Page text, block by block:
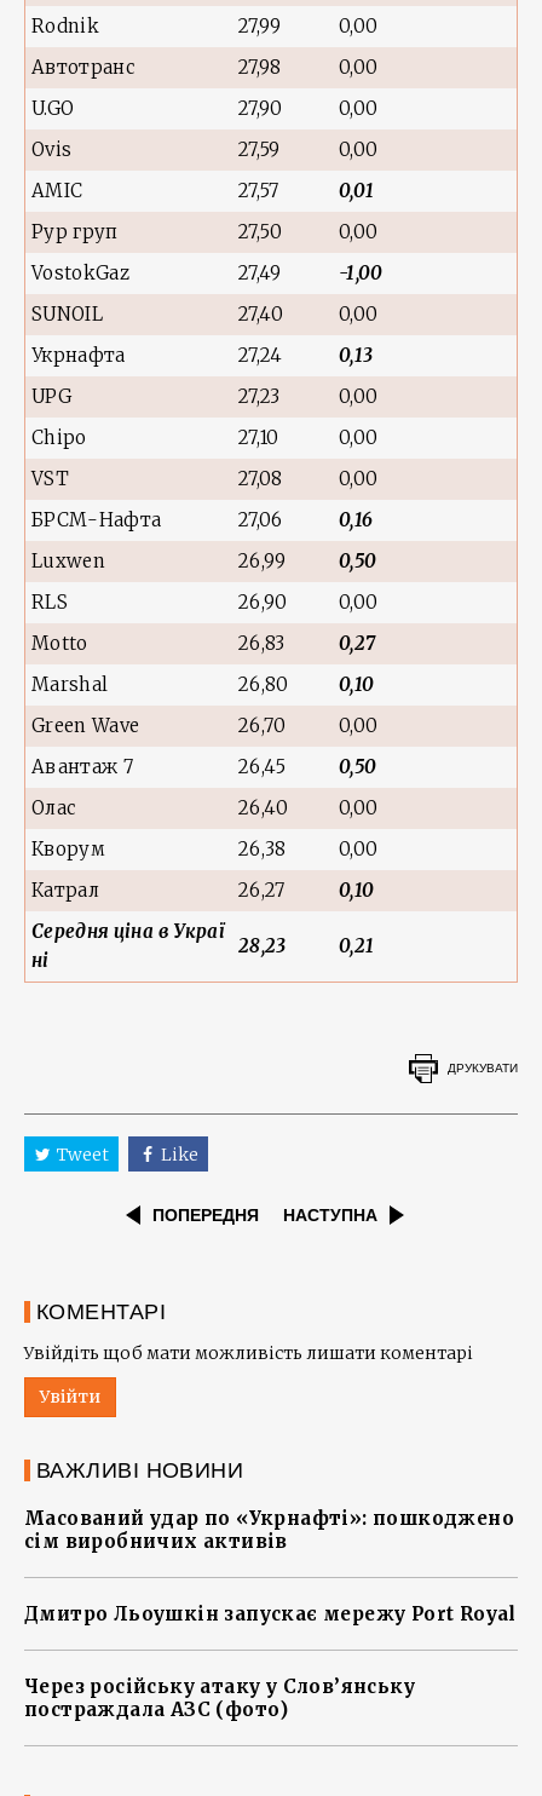
Rodnik 27,99
0,00
Автотранс
27,98
0,00
U.GO
27,90
0,00
Ovis
27,59
0,00
AMIC
27,57
0,01
Рур груп
27,50
0,00
VostokGaz
27,49
-1,00
SUNOIL
27,40
0,00
Укрнафта
27,24
0,13
UPG
27,23
0,00
Chipo
27,10
0,00
VST
27,08
0,00
БРСМ-Нафта
27,06
0,16
Luxwen
26,99
0,50
RLS
26,90
0,00
Motto
26,83
0,27
Marshal
26,80
0,10
Green Wave
26,70
0,00
Авантаж 7
26,45
0,50
Олас
26,40
0,00
Кворум
26,38
0,00
Катрал
26,27
0,10
Середня ціна в Украї
ні
28,23 0,21
ДРУКУВАТИ
Tweet Like
ПОПЕРЕДНЯ НАСТУПНА
КОМЕНТАРІ
Увійдіть щоб мати можливість лишати коментарі
Увійти
ВАЖЛИВІ НОВИНИ
Масований удар по «Укрнафті»: пошкоджено
сім виробничих активів
Дмитро Льоушкін запускає мережу Port Royal
Через російську атаку у Слов’янську
постраждала АЗС (фото)